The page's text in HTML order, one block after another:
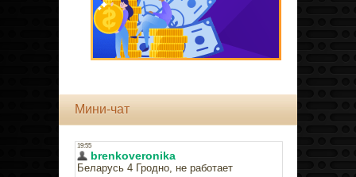
Мини-чат